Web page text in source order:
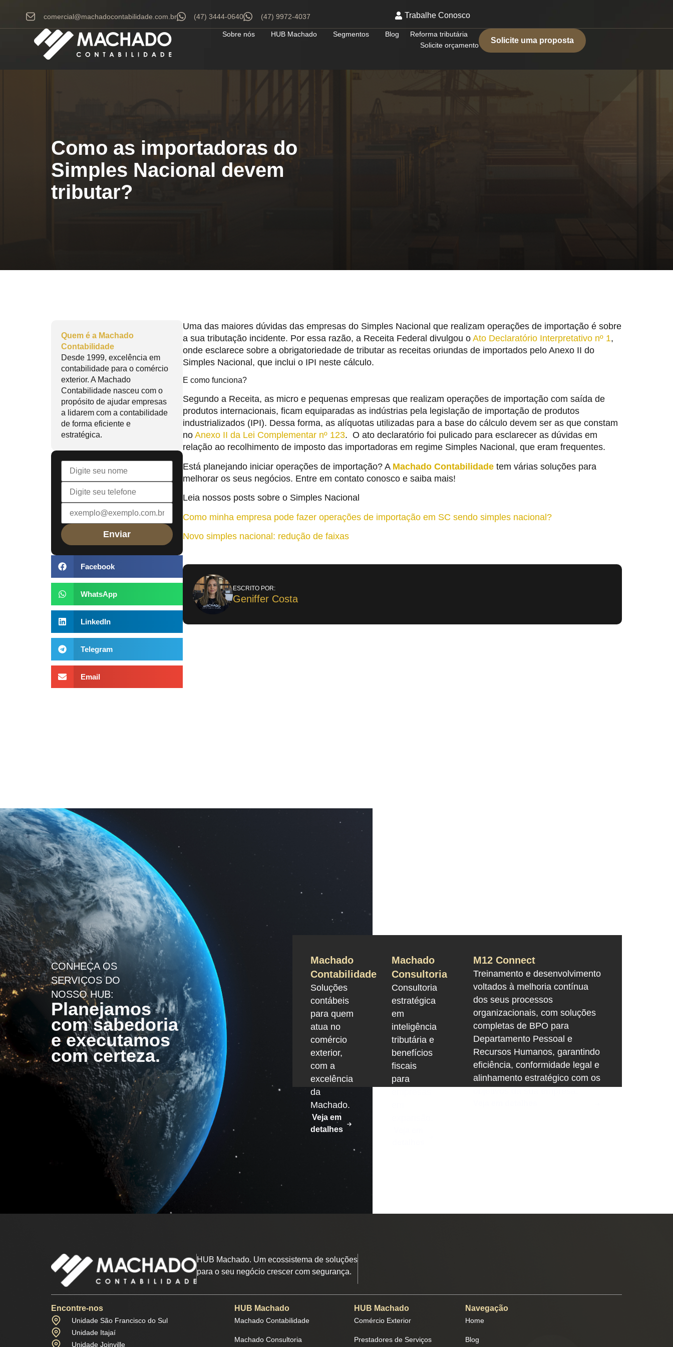
comercial@machadocontabilidade.com.br (47) 3444-0640 (47) 9972-4037 Trabalhe Conosco
Sobre nós HUB Machado Segmentos Blog
Reforma tributária
Solicite orçamento
Solicite uma proposta
Como as importadoras do
Simples Nacional devem
tributar?
Quem é a Machado
Contabilidade
Desde 1999, excelência em
contabilidade para o comércio
exterior. A Machado
Contabilidade nasceu com o
propósito de ajudar empresas
a lidarem com a contabilidade
de forma eficiente e
estratégica.
Facebook
WhatsApp
LinkedIn
Telegram
Email
Uma das maiores dúvidas das empresas do Simples Nacional que realizam operações de importação é sobre
a sua tributação incidente. Por essa razão, a Receita Federal divulgou oAto Declaratório Interpretativo nº 1,
onde esclarece sobre a obrigatoriedade de tributar as receitas oriundas de importados pelo Anexo II do
Simples Nacional, que inclui o IPI neste cálculo.
E como funciona?
Segundo a Receita, as micro e pequenas empresas que realizam operações de importação com saída de
produtos internacionais, ficam equiparadas as indústrias pela legislação de importação de produtos
industrializados (IPI). Dessa forma, as alíquotas utilizadas para a base do cálculo devem ser as que constam
noAnexo II da Lei Complementar nº 123. O ato declaratório foi pulicado para esclarecer as dúvidas em
relação ao recolhimento de imposto das importadoras em regime Simples Nacional, que eram frequentes.
Está planejando iniciar operações de importação? A Machado Contabilidade tem várias soluções para
melhorar os seus negócios. Entre em contato conosco e saiba mais!
Leia nossos posts sobre o Simples Nacional
Como minha empresa pode fazer operações de importação em SC sendo simples nacional?
Novo simples nacional: redução de faixas
ESCRITO POR:
Geniffer Costa
CONHEÇA OS
SERVIÇOS DO
NOSSO HUB:
Planejamos
com sabedoria
e executamos
com certeza.
Machado
Contabilidade
Soluções
contábeis
para quem
atua no
comércio
exterior,
com a
excelência
da
Machado.
Veja em
detalhes
Machado
Consultoria
Consultoria
estratégica
em
inteligência
tributária e
benefícios
fiscais
para
M12 Connect
Treinamento e desenvolvimento
voltados à melhoria contínua
dos seus processos
organizacionais, com soluções
completas de BPO para
Departamento Pessoal e
Recursos Humanos, garantindo
eficiência, conformidade legal e
alinhamento estratégico com os
HUB Machado. Um ecossistema de soluções
para o seu negócio crescer com segurança.
Encontre-nos
Unidade São Francisco do Sul
Unidade Itajaí
Unidade Joinville
HUB Machado
Machado Contabilidade
Machado Consultoria
HUB Machado
Comércio Exterior
Prestadores de Serviços
Navegação
Home
Blog